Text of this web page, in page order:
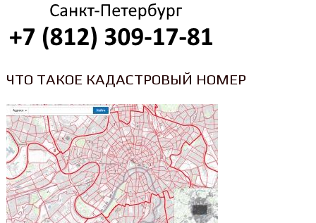
ЧТО ТАКОЕ КАДАСТРОВЫЙ НОМЕР